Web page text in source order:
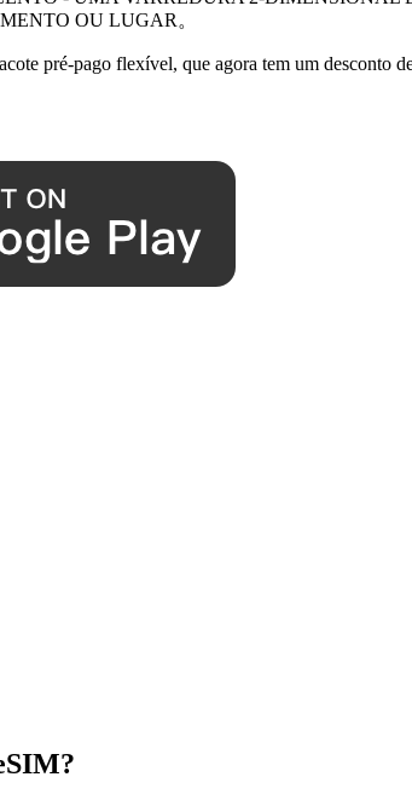
OU LUGAR。
pré-pago flexível, que agora tem um